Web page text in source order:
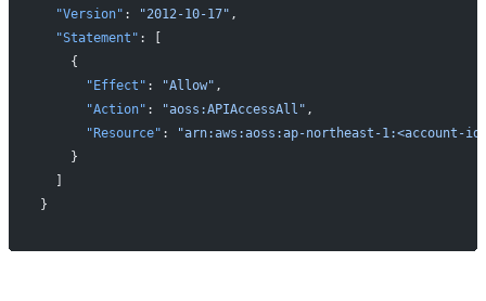
  "Version"
: "2012-10-17" ,
  "Statement"
: [
    {
      "Effect"
: "Allow" ,
      "Action"
: "aoss:APIAccessAll" ,
      "Resource"
:
"arn:aws:aoss:ap-northeast-1:<account-
    }
}